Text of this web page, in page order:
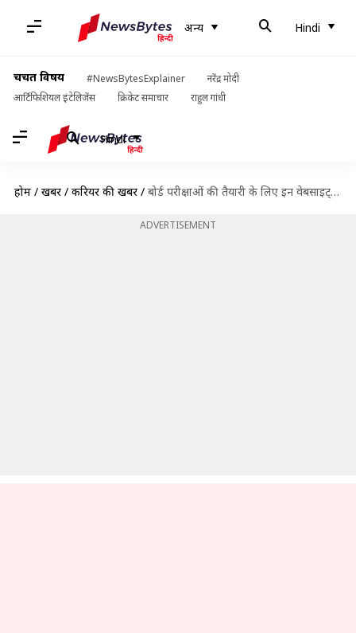
अन्य Hindi
चर्चित विषय #NewsBytesExplainer
नरेंद्र मोदी
आर्टिफिशियल इंटेलिजेंस
क्रिकेट समाचार राहुल गांधी
Hindi
होम / खबरें / करियर की खबरें / बोर्ड परीक्षाओं की तैयारी के लिए इन वेबसाइट्स से डाउनलोड करें सैंपल पेपर
ADVERTISEMENT